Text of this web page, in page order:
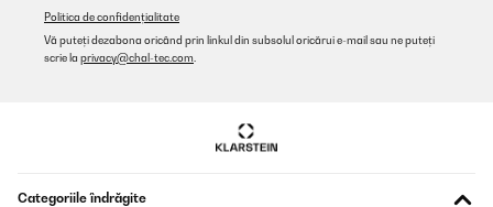
Politica de confidențialitate
Vă puteți dezabona oricând prin linkul din subsolul oricărui e-mail sau ne puteți
scrie la privacy@chal-tec.com
Categoriile îndrăgite